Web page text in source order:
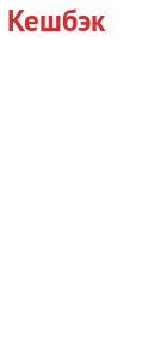
Кешбэк